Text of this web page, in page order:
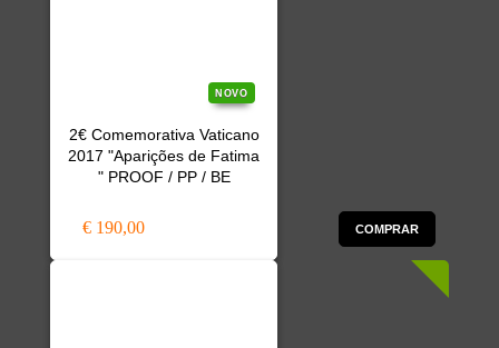
NOVO
2€ Comemorativa Vaticano
2017 "Aparições de Fatima
" PROOF / PP / BE
€ 190,00 COMPRAR